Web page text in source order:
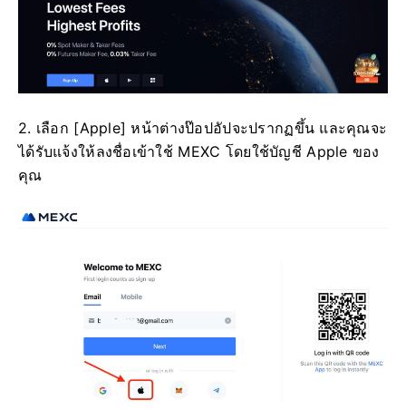
2. เลือก [Apple] หน้าต่างป๊อปอัปจะปรากฏขึ้น และคุณจะ
ได้รับแจ้งให้ลงชื่อเข้าใช้ MEXC โดยใช้บัญชี Apple ของ
คุณ